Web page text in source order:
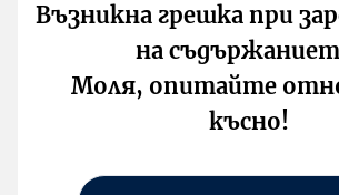
Възникна грешка при
на
Моля, опитайте
късно!